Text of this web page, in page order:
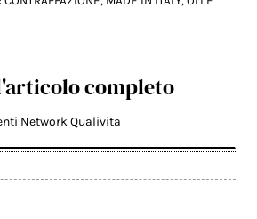
completo
Network Qualivita